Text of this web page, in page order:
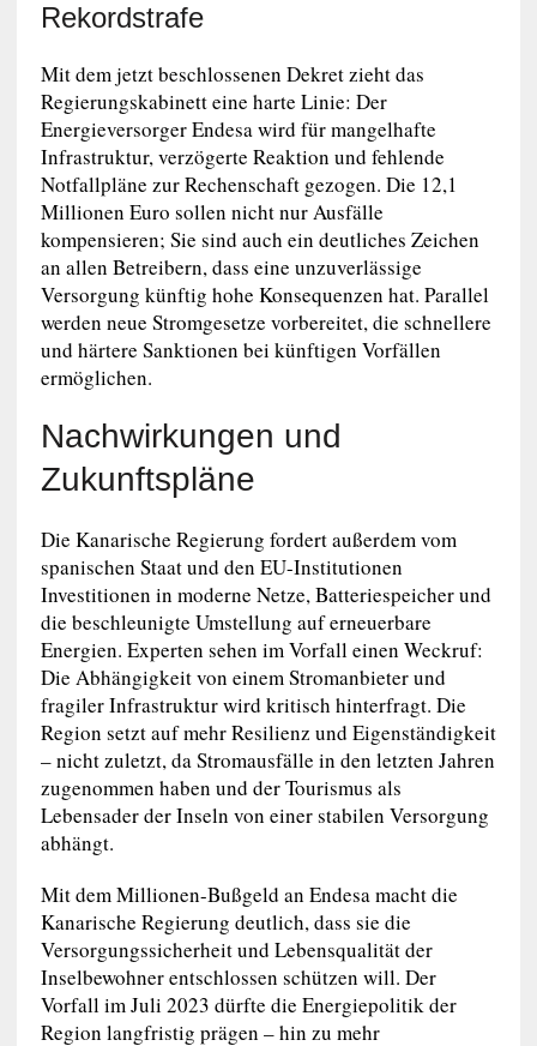
Rekordstrafe
Mit dem jetzt beschlossenen Dekret zieht das
Regierungskabinett eine harte Linie: Der
Energieversorger Endesa wird für mangelhafte
Infrastruktur, verzögerte Reaktion und fehlende
Notfallpläne zur Rechenschaft gezogen. Die 12,1
Millionen Euro sollen nicht nur Ausfälle
kompensieren; Sie sind auch ein deutliches Zeichen
an allen Betreibern, dass eine unzuverlässige
Versorgung künftig hohe Konsequenzen hat. Parallel
werden neue Stromgesetze vorbereitet, die schnellere
und härtere Sanktionen bei künftigen Vorfällen
ermöglichen.
Nachwirkungen und
Zukunftspläne
Die Kanarische Regierung fordert außerdem vom
spanischen Staat und den EU-Institutionen
Investitionen in moderne Netze, Batteriespeicher und
die beschleunigte Umstellung auf erneuerbare
Energien. Experten sehen im Vorfall einen Weckruf:
Die Abhängigkeit von einem Stromanbieter und
fragiler Infrastruktur wird kritisch hinterfragt. Die
Region setzt auf mehr Resilienz und Eigenständigkeit
– nicht zuletzt, da Stromausfälle in den letzten Jahren
zugenommen haben und der Tourismus als
Lebensader der Inseln von einer stabilen Versorgung
abhängt.
Mit dem Millionen-Bußgeld an Endesa macht die
Kanarische Regierung deutlich, dass sie die
Versorgungssicherheit und Lebensqualität der
Inselbewohner entschlossen schützen will. Der
Vorfall im Juli 2023 dürfte die Energiepolitik der
Region langfristig prägen – hin zu mehr